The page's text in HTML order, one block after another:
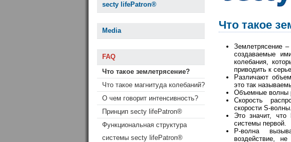
secty lifePatron®
Media
FAQ
Что такое землетрясение?
Что такое магнитуда колебаний?
О чем говорит интенсивность?
Принцип secty lifePatron®
Функциональная структура
системы secty lifePatron®
Что такое
Землетрясение
создаваемые
колебания,
приводить к
Различают
это так
Объемные волны
Скорость
скорости S-волны.
Это значит, что
системы первой.
P-волна
воздействие,